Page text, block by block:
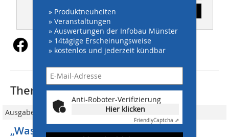
Inhaltsverzeichnis
» Produktneuheiten
» Veranstaltungen
» Auswertungen der Infobau Münster
» 14tägige Erscheinungsweise
» kostenlos und jederzeit kündbar
Anti-Roboter-Verifizierung
Hier klicken
FriendlyCaptcha ⇗
Thematisch passende Artikel:
Ausgabe 07/2017
„Wasser bedeutet für uns Gestaltung